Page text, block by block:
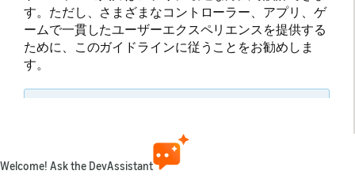
す。ただし、さまざまなコントローラー、アプリ、ゲ
ームで一貫したユーザーエクスペリエンスを提供する
ために、このガイドラインに従うことをお勧めしま
す。
に関するこのドキュメントのガイドラインは、
Fire TV音声認識リモコンにも適用されます。
Welcome! Ask the DevAssistant